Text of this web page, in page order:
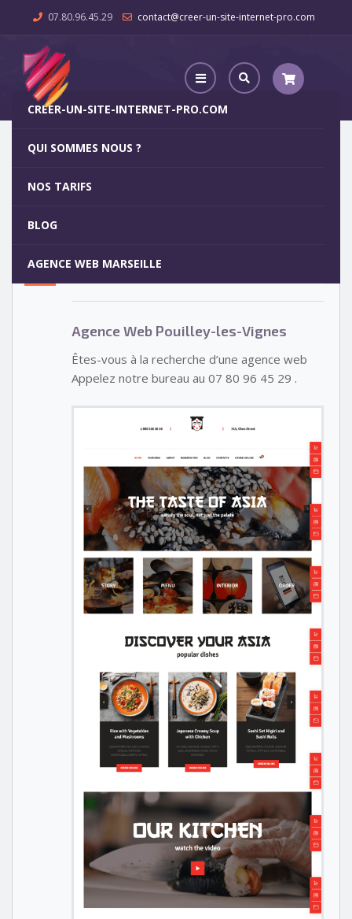
07.80.96.45.29 contact@creer-un-site-internet-pro.com
CREER-UN-SITE-INTERNET-PRO.COM
QUI SOMMES NOUS ?
NOS TARIFS
BLOG
AGENCE WEB MARSEILLE
Agence Web Pouilley-les-Vignes
5
Votre site internet pour 29€
Agence Web Pouilley-les-Vignes
Êtes-vous à la recherche d’une agence web
Appelez notre bureau au 07 80 96 45 29 .